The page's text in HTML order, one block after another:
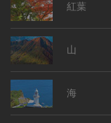
紅葉
山
海